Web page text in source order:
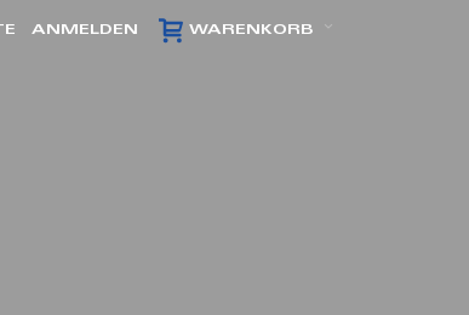
WARENKORB
ANMELDEN